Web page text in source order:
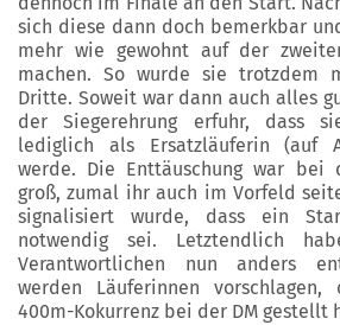
sich diese dann doch bemerkbar
mehr wie gewohnt auf der
machen. So wurde sie trotzdem
Dritte. Soweit war dann auch alles
der Siegerehrung erfuhr, dass
lediglich als Ersatzläuferin (auf
werde. Die Enttäuschung war bei
groß, zumal ihr auch im Vorfeld
signalisiert wurde, dass ein
notwendig sei. Letztendlich
Verantwortlichen nun anders
werden Läuferinnen
400m-Kokurrenz bei der DM gestellt